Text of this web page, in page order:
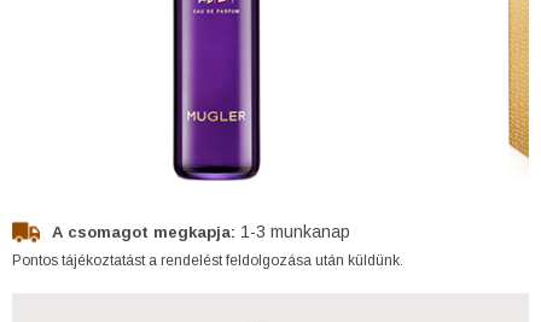
A csomagot megkapja: 1-3 munkanap
Pontos tájékoztatást a rendelést feldolgozása után küldünk.